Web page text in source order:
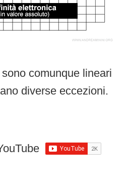
comunque lineari
diverse eccezioni.